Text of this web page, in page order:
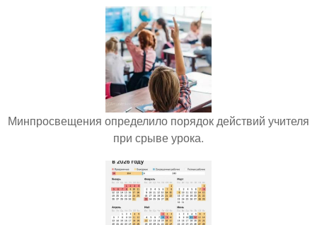
Минпросвещения определило порядок действий учителя
при срыве урока.